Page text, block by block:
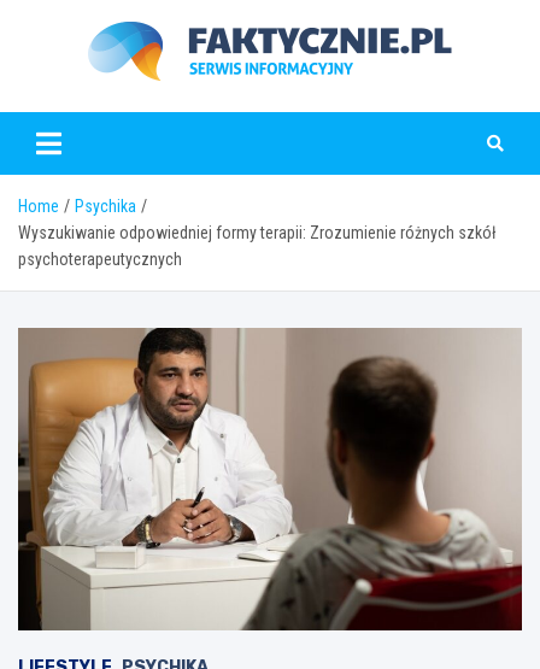
faktycznie.pl
Home
Psychika
Wyszukiwanie odpowiedniej formy terapii: Zrozumienie różnych szkół
psychoterapeutycznych